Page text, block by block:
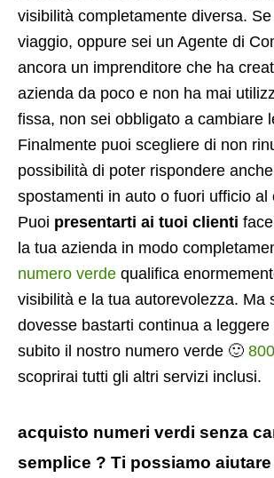
visibilità completamente diversa.
viaggio, oppure sei un Agente di
ancora un imprenditore che ha
azienda da poco e non ha mai
fissa, non sei obbligato a cambiare
Finalmente puoi scegliere di non
possibilità di poter rispondere
spostamenti in auto o fuori ufficio al
Puoi presentarti ai tuoi clienti
la tua azienda in modo
numero verde qualifica
visibilità e la tua autorevolezza. Ma
dovesse bastarti continua a
subito il nostro numero verde 🙂
scoprirai tutti gli altri servizi inclusi.
acquisto numeri verdi senza
semplice ? Ti possiamo